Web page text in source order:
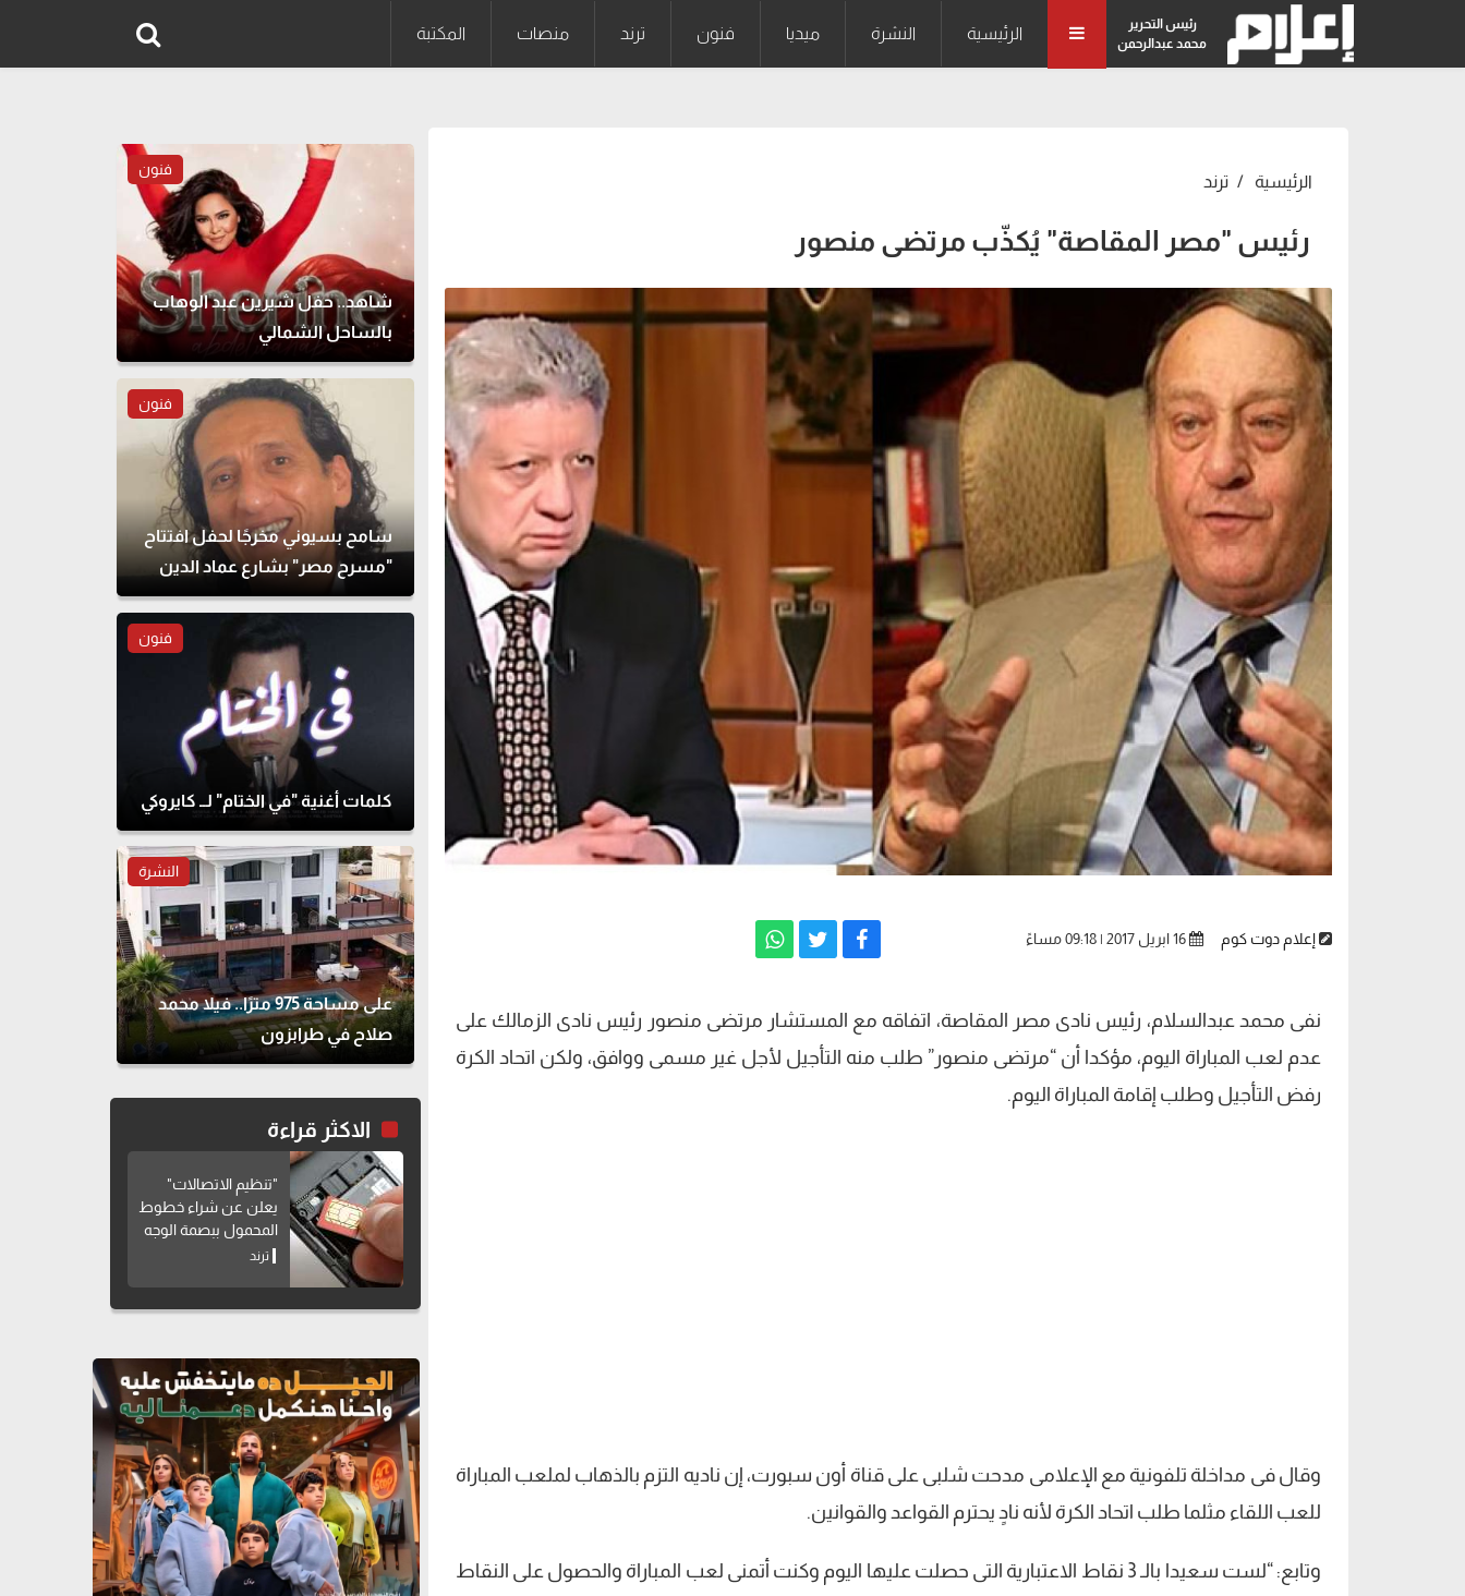
رئيس التحرير
محمد عبدالرحمن
الرئيسية النشرة ميديا فنون ترند منصات المكتبة
الرئيسية ترند
رئيس "مصر المقاصة" يُكذّب مرتضى منصور
إعلام دوت كوم
نفى محمد عبدالسلام، رئيس نادى مصر المقاصة، اتفاقه مع المستشار مرتضى منصور رئيس نادى الزمالك على
عدم لعب المباراة اليوم، مؤكدا أن “مرتضى منصور” طلب منه التأجيل لأجل غير مسمى ووافق، ولكن اتحاد الكرة
رفض التأجيل وطلب إقامة المباراة اليوم.
وقال فى مداخلة تلفونية مع الإعلامى مدحت شلبى على قناة أون سبورت، إن ناديه التزم بالذهاب لملعب المباراة
للعب اللقاء مثلما طلب اتحاد الكرة لأنه نادٍ يحترم القواعد والقوانين.
وتابع: “لست سعيدا بالـ 3 نقاط الاعتبارية التى حصلت عليها اليوم وكنت أتمنى لعب المباراة والحصول على النقاط
فنون
شاهد.. حفل شيرين عبد الوهاب
بالساحل الشمالي
فنون
سامح بسيوني مخرجًا لحفل افتتاح
"مسرح مصر" بشارع عماد الدين
فنون
كلمات أغنية "في الختام" لــ كايروكي
النشرة
على مساحة 975 مترًا.. فيلا محمد
صلاح في طرابزون
الاكثر قراءة
"تنظيم الاتصالات"
يعلن عن شراء خطوط
المحمول ببصمة الوجه
ترند